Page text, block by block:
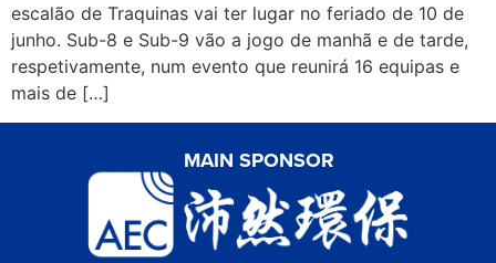
escalão de Traquinas vai ter lugar no feriado de 10 de
junho. Sub-8 e Sub-9 vão a jogo de manhã e de tarde,
respetivamente, num evento que reunirá 16 equipas e
mais de […]
MAIN SPONSOR